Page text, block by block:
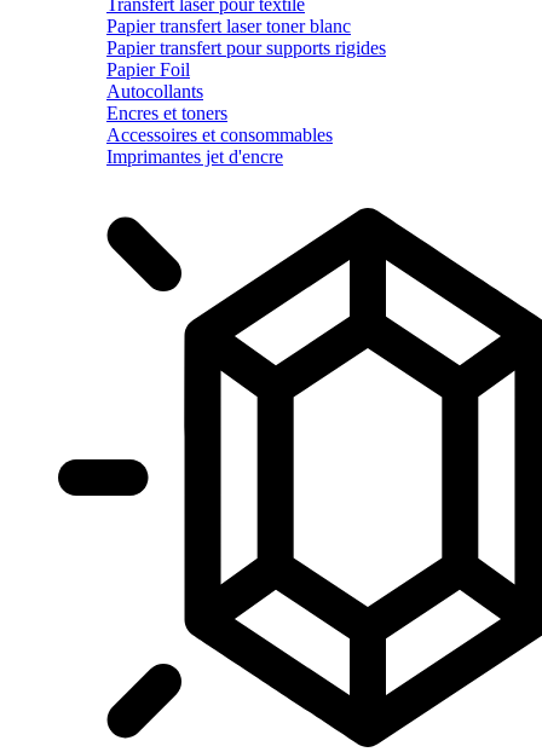
Papier transfert laser toner blanc
Papier transfert pour supports rigides
Papier Foil
Autocollants
Encres et toners
Accessoires et consommables
Imprimantes jet d'encre